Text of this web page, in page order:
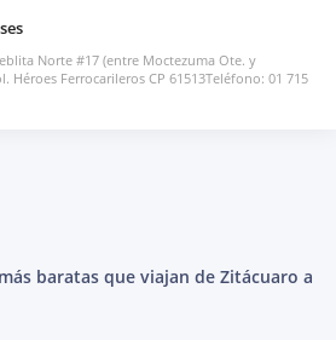
Norte #17 (entre Moctezuma Ote. y
Héroes Ferrocarileros CP 61513Teléfono: 01 715
baratas que viajan de Zitácuaro a